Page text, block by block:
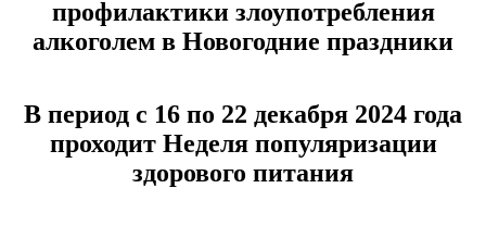
профилактики злоупотребления
алкоголем в Новогодние праздники
В период с 16 по 22 декабря 2024 года
проходит Неделя популяризации
здорового питания